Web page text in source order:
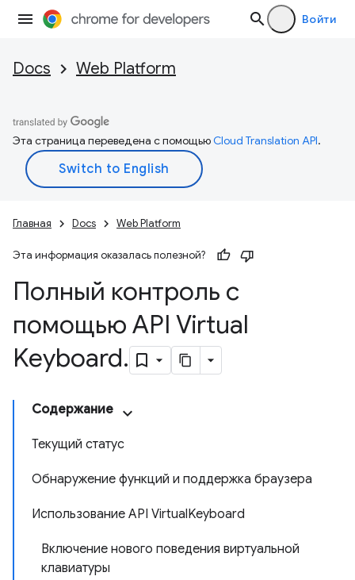
Войти
Docs Web Platform
Эта страница переведена с помощьюCloud Translation API.
Главная Docs Web Platform
Эта информация оказалась полезной?
Полный контроль с
помощью API Virtual
Keyboard.
Содержание
Текущий статус
Обнаружение функций и поддержка браузера
Использование API VirtualKeyboard
Включение нового поведения виртуальной
клавиатуры